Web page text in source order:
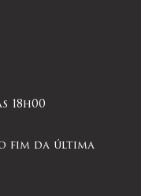
18h00
o fim da última